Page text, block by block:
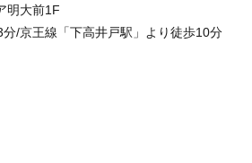
明大前1F
/京王線「下高井戸駅」より徒歩10分